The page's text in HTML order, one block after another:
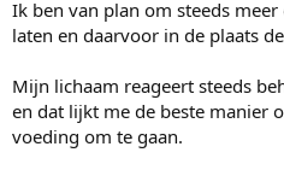
Ik ben van plan om steeds
laten en daarvoor in de plaats
Mijn lichaam reageert steeds
en dat lijkt me de beste manier
voeding om te gaan.